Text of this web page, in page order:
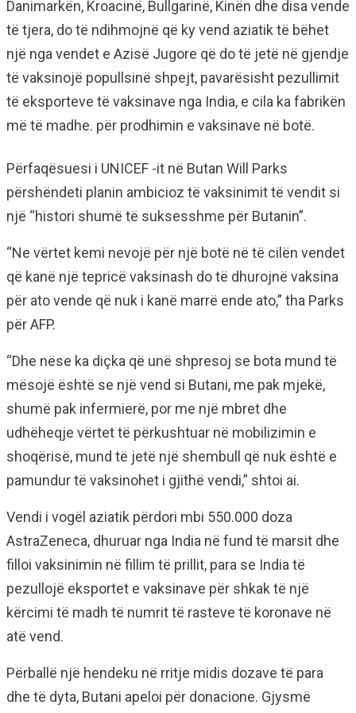
Danimarkën, Kroacinë, Bullgarinë, Kinën dhe disa vende
të tjera, do të ndihmojnë që ky vend aziatik të bëhet
një nga vendet e Azisë Jugore që do të jetë në gjendje
të vaksinojë popullsinë shpejt, pavarësisht pezullimit
të eksporteve të vaksinave nga India, e cila ka fabrikën
më të madhe. për prodhimin e vaksinave në botë.
Përfaqësuesi i UNICEF -it në Butan Will Parks
përshëndeti planin ambicioz të vaksinimit të vendit si
një “histori shumë të suksesshme për Butanin”.
“Ne vërtet kemi nevojë për një botë në të cilën vendet
që kanë një tepricë vaksinash do të dhurojnë vaksina
për ato vende që nuk i kanë marrë ende ato,” tha Parks
për AFP.
“Dhe nëse ka diçka që unë shpresoj se bota mund të
mësojë është se një vend si Butani, me pak mjekë,
shumë pak infermierë, por me një mbret dhe
udhëheqje vërtet të përkushtuar në mobilizimin e
shoqërisë, mund të jetë një shembull që nuk është e
pamundur të vaksinohet i gjithë vendi,” shtoi ai.
Vendi i vogël aziatik përdori mbi 550.000 doza
AstraZeneca, dhuruar nga India në fund të marsit dhe
filloi vaksinimin në fillim të prillit, para se India të
pezullojë eksportet e vaksinave për shkak të një
kërcimi të madh të numrit të rasteve të koronave në
atë vend.
Përballë një hendeku në rritje midis dozave të para
dhe të dyta, Butani apeloi për donacione. Gjysmë